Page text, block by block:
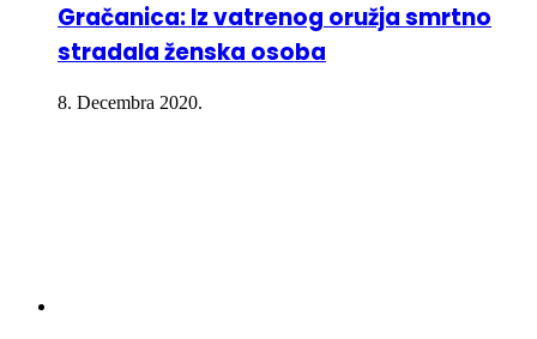
Gračanica: Iz vatrenog oružja smrtno
stradala ženska osoba
8. Decembra 2020.